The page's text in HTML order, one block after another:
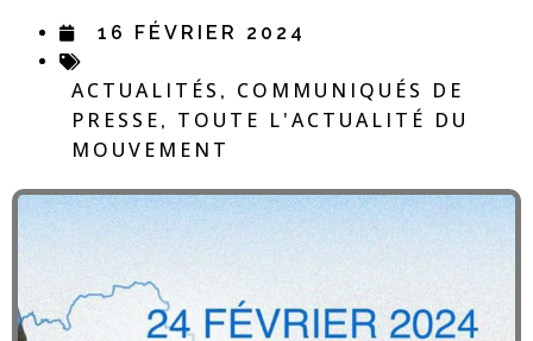
16 FÉVRIER 2024
ACTUALITÉS , COMMUNIQUÉS DE
PRESSE , TOUTE L'ACTUALITÉ DU
MOUVEMENT